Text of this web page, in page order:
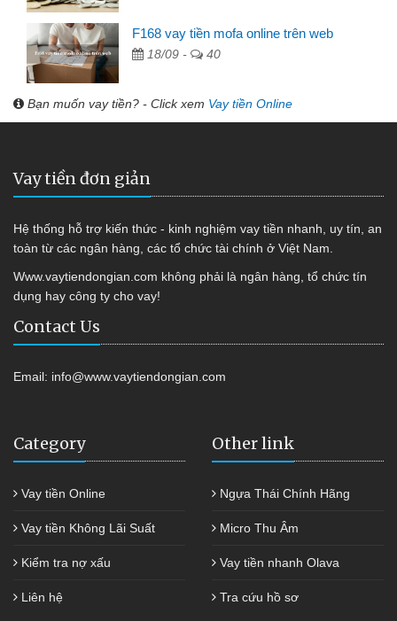
F168 vay tiền mofa online trên web
18/09 - 40
Bạn muốn vay tiền? - Click xem Vay tiền Online
Vay tiền đơn giản
Hệ thống hỗ trợ kiến thức - kinh nghiệm vay tiền nhanh, uy tín, an
toàn từ các ngân hàng, các tổ chức tài chính ở Việt Nam.
Www.vaytiendongian.com không phải là ngân hàng, tổ chức tín
dụng hay công ty cho vay!
Contact Us
Email: info@www.vaytiendongian.com
Category
Vay tiền Online
Vay tiền Không Lãi Suất
Kiểm tra nợ xấu
Liên hệ
Other link
Ngựa Thái Chính Hãng
Micro Thu Âm
Vay tiền nhanh Olava
Tra cứu hồ sơ